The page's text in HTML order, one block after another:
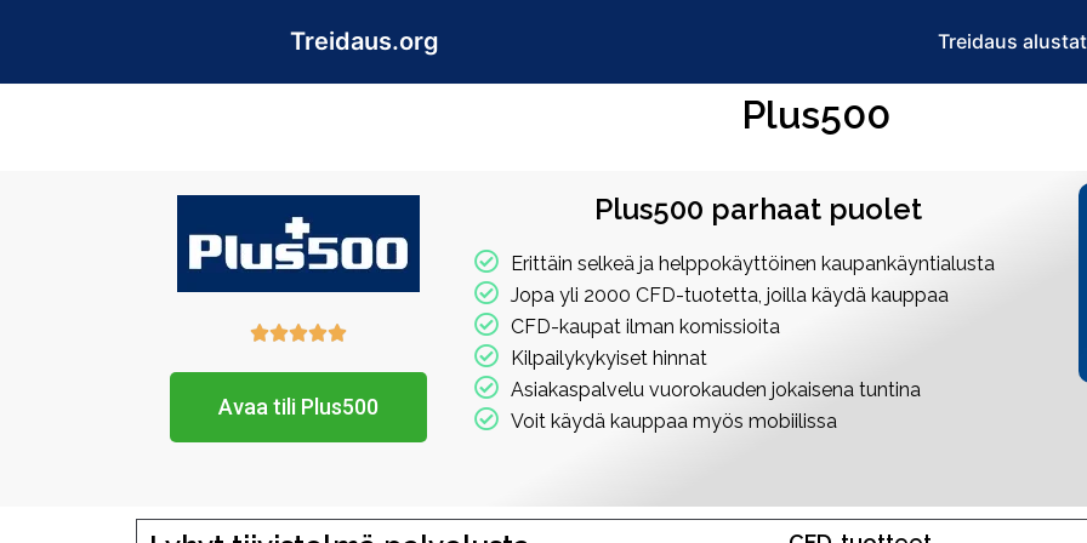
content
Treidaus.org Treidaus alustat
Plus500

Avaa tili Plus500
Plus500 parhaat puolet
Erittäin selkeä ja helppokäyttöinen kaupankäyntialusta
Jopa yli 2000 CFD-tuotetta, joilla käydä kauppaa
CFD-kaupat ilman komissioita
Kilpailykykyiset hinnat
Asiakaspalvelu vuorokauden jokaisena tuntina
Voit käydä kauppaa myös mobiilissa